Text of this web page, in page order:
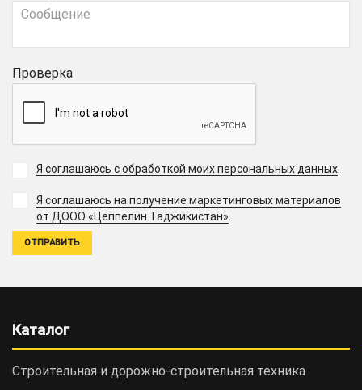
Проверка
Я соглашаюсь с обработкой моих персональных данных.
Я соглашаюсь на получение маркетинговых материалов
от ДООО «Цеппелин Таджикистан».
Каталог
Строительная и дорожно-cтроительная техника